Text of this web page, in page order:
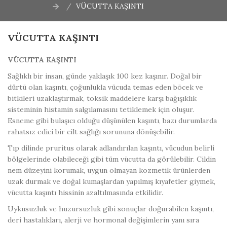
VÜCUTTA KAŞINTI
VÜCUTTA KAŞINTI
VÜCUTTA KAŞINTI
Sağlıklı bir insan, günde yaklaşık 100 kez kaşınır. Doğal bir
dürtü olan kaşıntı, çoğunlukla vücuda temas eden böcek ve
bitkileri uzaklaştırmak, toksik maddelere karşı bağışıklık
sisteminin histamin salgılamasını tetiklemek için oluşur.
Esneme gibi bulaşıcı olduğu düşünülen kaşıntı, bazı durumlarda
rahatsız edici bir cilt sağlığı sorununa dönüşebilir.
Tıp dilinde pruritus olarak adlandırılan kaşıntı, vücudun belirli
bölgelerinde olabileceği gibi tüm vücutta da görülebilir. Cildin
nem düzeyini korumak, uygun olmayan kozmetik ürünlerden
uzak durmak ve doğal kumaşlardan yapılmış kıyafetler giymek,
vücutta kaşıntı hissinin azaltılmasında etkilidir.
Uykusuzluk ve huzursuzluk gibi sonuçlar doğurabilen kaşıntı,
deri hastalıkları, alerji ve hormonal değişimlerin yanı sıra